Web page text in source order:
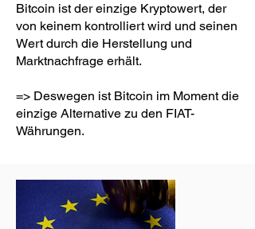
Bitcoin ist der einzige Kryptowert, der
von keinem kontrolliert wird und seinen
Wert durch die Herstellung und
Marktnachfrage erhält.
=> Deswegen ist Bitcoin im Moment die
einzige Alternative zu den FIAT-
Währungen.